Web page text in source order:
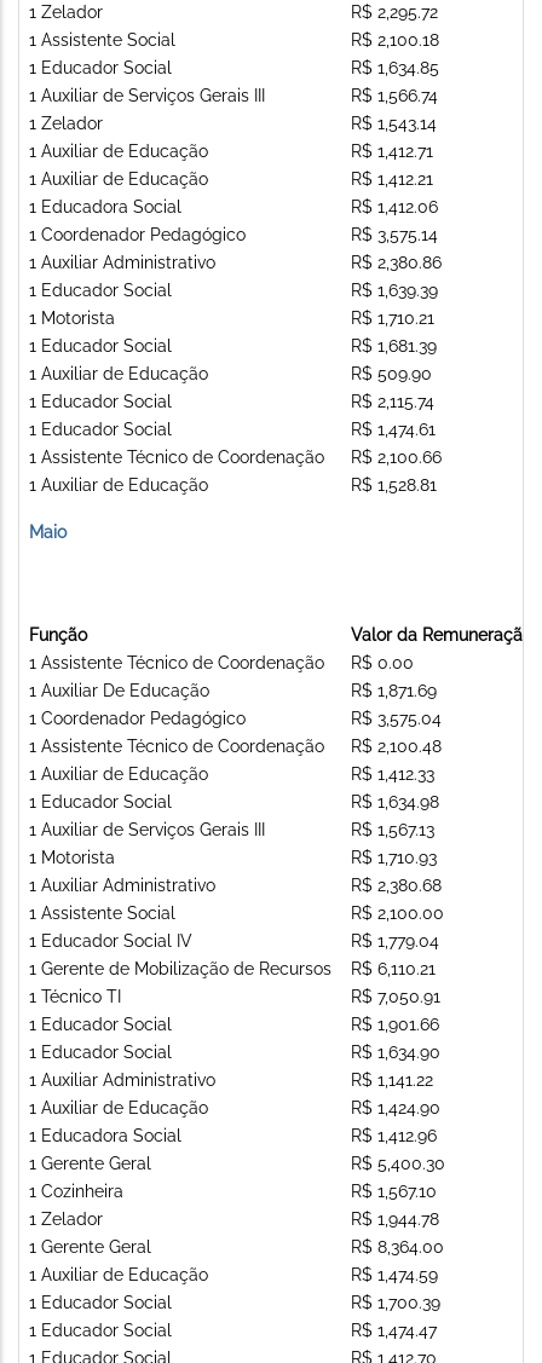
1 Zelador
1 Assistente Social
1 Educador Social
1 Auxiliar de Serviços Gerais III
1 Zelador
1 Auxiliar de Educação
1 Auxiliar de Educação
1 Educadora Social
1 Coordenador Pedagógico
1 Auxiliar Administrativo
1 Educador Social
1 Motorista
1 Educador Social
1 Auxiliar de Educação
1 Educador Social
1 Educador Social
1 Assistente Técnico de Coordenação
1 Auxiliar de Educação
R$ 2,295.72
R$ 2,100.18
R$ 1,634.85
R$ 1,566.74
R$ 1,543.14
R$ 1,412.71
R$ 1,412.21
R$ 1,412.06
R$ 3,575.14
R$ 2,380.86
R$ 1,639.39
R$ 1,710.21
R$ 1,681.39
R$ 509.90
R$ 2,115.74
R$ 1,474.61
R$ 2,100.66
R$ 1,528.81
Maio
Função
1 Assistente Técnico de Coordenação
1 Auxiliar De Educação
1 Coordenador Pedagógico
1 Assistente Técnico de Coordenação
1 Auxiliar de Educação
1 Educador Social
1 Auxiliar de Serviços Gerais III
1 Motorista
1 Auxiliar Administrativo
1 Assistente Social
1 Educador Social IV
1 Gerente de Mobilização de Recursos
1 Técnico TI
1 Educador Social
1 Educador Social
1 Auxiliar Administrativo
1 Auxiliar de Educação
1 Educadora Social
1 Gerente Geral
1 Cozinheira
1 Zelador
1 Gerente Geral
1 Auxiliar de Educação
1 Educador Social
1 Educador Social
1 Educador Social
Valor da Remuneração
R$ 0.00
R$ 1,871.69
R$ 3,575.04
R$ 2,100.48
R$ 1,412.33
R$ 1,634.98
R$ 1,567.13
R$ 1,710.93
R$ 2,380.68
R$ 2,100.00
R$ 1,779.04
R$ 6,110.21
R$ 7,050.91
R$ 1,901.66
R$ 1,634.90
R$ 1,141.22
R$ 1,424.90
R$ 1,412.96
R$ 5,400.30
R$ 1,567.10
R$ 1,944.78
R$ 8,364.00
R$ 1,474.59
R$ 1,700.39
R$ 1,474.47
R$ 1,412.70